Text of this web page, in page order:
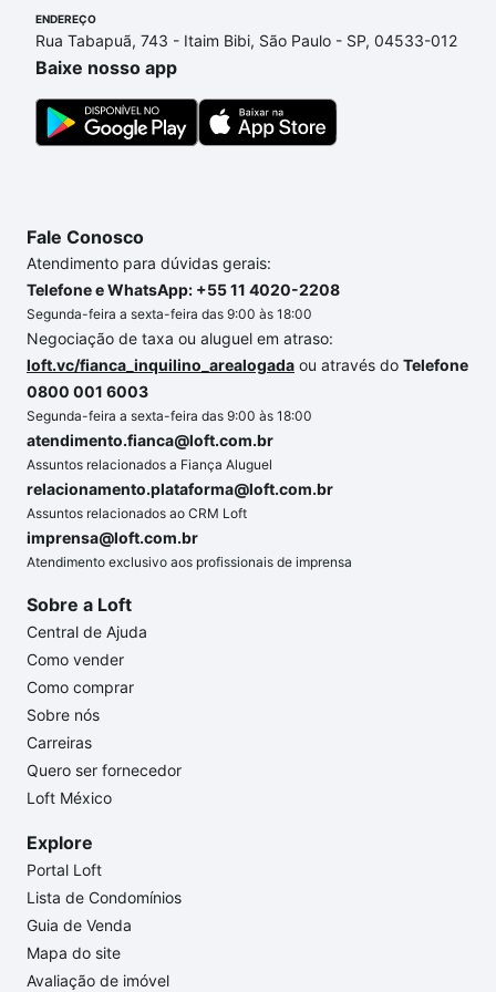
no processo de compra, veja em nosso portal
quanto custa comprar um apartamento e conte com
a gente para comprar o imóvel dos seus sonhos
com segurança e conforto. Loft, com você até as
chaves.
ENDEREÇO
Rua Tabapuã, 743 - Itaim Bibi, São Paulo - SP, 04533-012
Baixe nosso app
Fale Conosco
Atendimento para dúvidas gerais:
Telefone e WhatsApp: +55 11 4020-2208
Segunda-feira a sexta-feira das 9:00 às 18:00
Negociação de taxa ou aluguel em atraso:
loft.vc/fianca_inquilino_arealogada ou através do Telefone
0800 001 6003
Segunda-feira a sexta-feira das 9:00 às 18:00
atendimento.fianca@loft.com.br
Assuntos relacionados a Fiança Aluguel
relacionamento.plataforma@loft.com.br
Assuntos relacionados ao CRM Loft
imprensa@loft.com.br
Atendimento exclusivo aos profissionais de imprensa
Sobre a Loft
Central de Ajuda
Como vender
Como comprar
Sobre nós
Carreiras
Quero ser fornecedor
Loft México
Explore
Portal Loft
Lista de Condomínios
Guia de Venda
Mapa do site
Avaliação de imóvel